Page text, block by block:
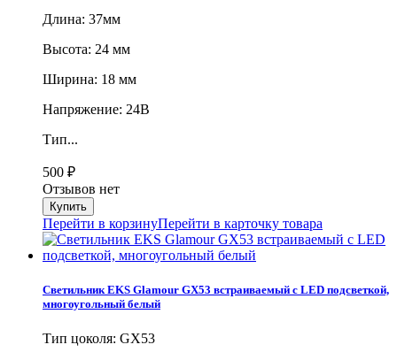
Длина: 37мм
Высота: 24 мм
Ширина: 18 мм
Напряжение: 24В
Тип...
500 ₽
Отзывов нет
Перейти в корзинуПерейти в карточку товара
Светильник EKS Glamour GX53 встраиваемый с LED подсветкой,
многоугольный белый
Тип цоколя: GX53